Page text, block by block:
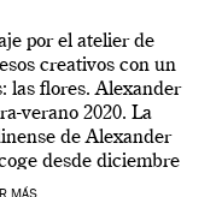
por el atelier de
creativos con un
las flores. Alexander
verano 2020. La
de Alexander
desde diciembre
abril […]